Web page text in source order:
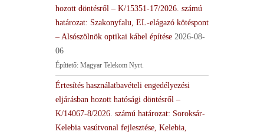
hozott döntésről – K/15351-17/2026. számú
határozat: Szakonyfalu, EL-elágazó kötéspont
– Alsószölnök optikai kábel építése 2026-08-
06
Építtető: Magyar Telekom Nyrt.
Értesítés használatbavételi engedélyezési
eljárásban hozott hatósági döntésről –
K/14067-8/2026. számú határozat: Soroksár-
Kelebia vasútvonal fejlesztése, Kelebia,